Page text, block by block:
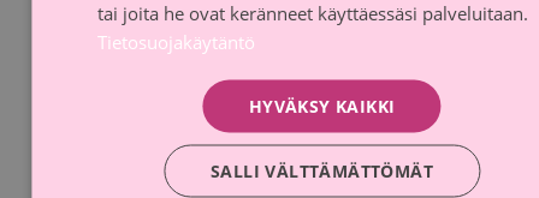
Roosa nauha -Muumi-pehmolelu S
10 % myyntihinnasta
tai joita he ovat keränneet käyttäessäsi palveluitaan.
Tietosuojakäytäntö
HYVÄKSY KAIKKI
SALLI VÄLTTÄMÄTTÖMÄT